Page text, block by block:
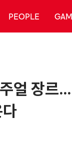
PEOPLE
얼 장르…